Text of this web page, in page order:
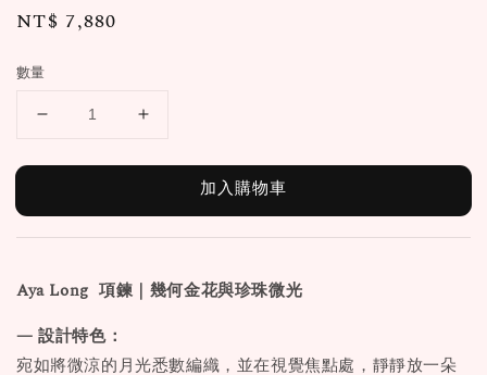
Regular
NT$ 7,880
數量
加入購物車
Aya Long 項鍊 ｜幾何金花與珍珠微光
— 設計特色：
宛如將微涼的月光悉數編織，並在視覺焦點處，靜靜放一朵